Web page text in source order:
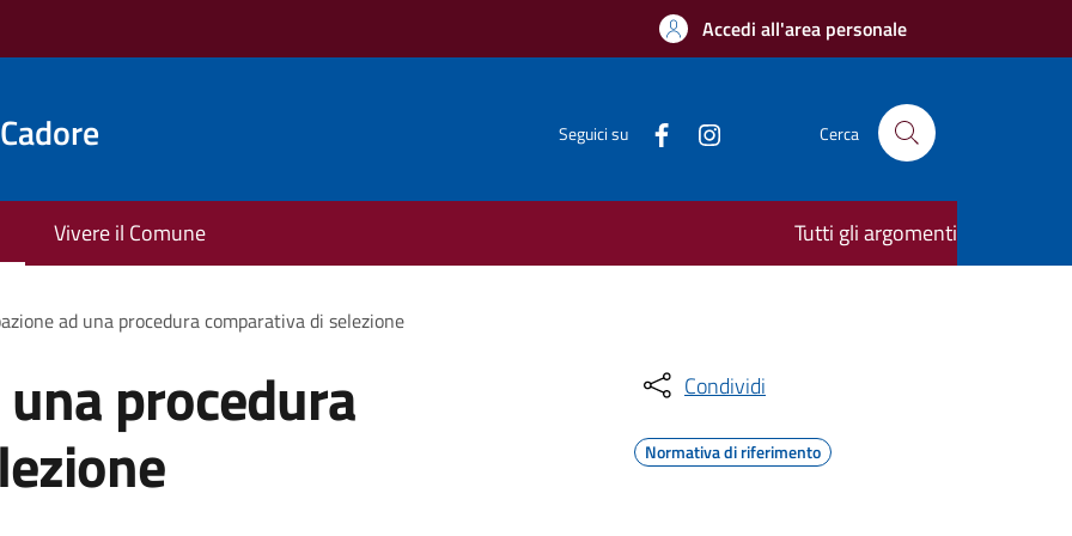
Accedi all'area personale
Seguici su Cerca
Vivere il Comune Tutti gli argomenti
ad una procedura comparativa di selezione
procedura Condividi
Normativa di riferimento